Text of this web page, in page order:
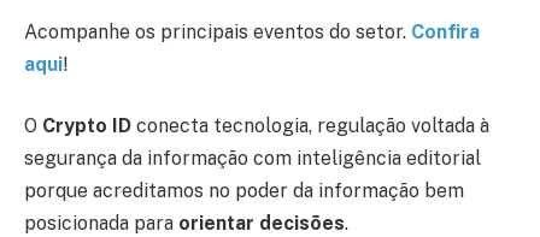
Acompanhe os principais eventos do setor. Confira
aqui!
O Crypto ID conecta tecnologia, regulação voltada à
segurança da informação com inteligência editorial
porque acreditamos no poder da informação bem
posicionada para orientar decisões.